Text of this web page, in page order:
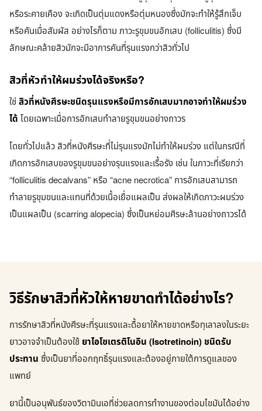
หรือระคายเคือง จะเกิดเป็นตุ่มแดงหรือตุ่มหนองซึ่งมักจะทำให้รู้สึกเจ็บ
หรือคันเมื่อสัมผัส อย่างไรก็ตาม ภาวะรูขุมขนอักเสบ (folliculitis) ซึ่งมี
ลักษณะคล้ายสิวมักจะมีอาการคันที่รุนแรงกว่าสิวทั่วไป
สิวที่หัวทำให้ผมร่วงได้จริงหรือ?
ใช่สิวที่หนังศีรษะชนิดรุนแรงหรือมีการอักเสบมากอาจทำให้ผมร่วง
ได้ โดยเฉพาะเมื่อการอักเสบทำลายรูขุมขนอย่างถาวร
โดยทั่วไปแล้ว สิวที่หนังศีรษะที่ไม่รุนแรงมักไม่ทำให้ผมร่วง แต่ในกรณีที่
เกิดการอักเสบของรูขุมขนอย่างรุนแรงและเรื้อรัง เช่น ในภาวะที่เรียกว่า
“folliculitis decalvans” หรือ “acne necrotica” การอักเสบสามารถ
ทำลายรูขุมขนและแทนที่ด้วยเนื้อเยื่อแผลเป็น ส่งผลให้เกิดภาวะผมร่วง
เป็นแผลเป็น (scarring alopecia) ซึ่งเป็นหย่อมศีรษะล้านอย่างถาวรได้
วิธีรักษาสิวที่หัวให้หายขาดทำได้อย่างไร?
การรักษาสิวที่หนังศีรษะที่รุนแรงและดื้อยาให้หายขาดหรือทุเลาลงในระยะ
ยาวอาจจำเป็นต้องใช้ยาไอโซเตรติโนอิน (Isotretinoin) ชนิดรับ
ประทาน ซึ่งเป็นยาที่ออกฤทธิ์รุนแรงและต้องอยู่ภายใต้การดูแลของ
แพทย์
ยานี้เป็นอนุพันธ์ของวิตามินเอที่ช่วยลดการทำงานของต่อมไขมันได้อย่าง